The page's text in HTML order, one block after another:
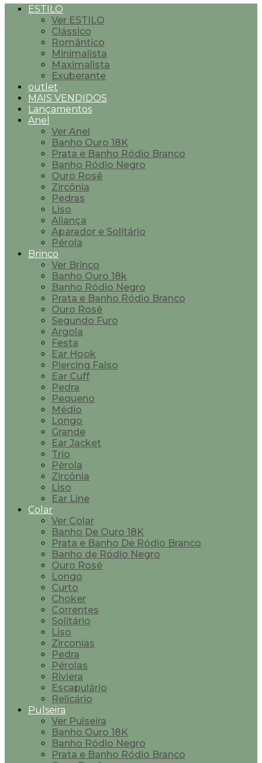
ESTILO
Ver ESTILO
Clássico
Romântico
Minimalista
Maximalista
Exuberante
outlet
MAIS VENDIDOS
Lançamentos
Anel
Ver Anel
Banho Ouro 18K
Prata e Banho Ródio Branco
Banho Ródio Negro
Ouro Rosê
Zircônia
Pedras
Liso
Aliança
Aparador e Solitário
Pérola
Brinco
Ver Brinco
Banho Ouro 18k
Banho Ródio Negro
Prata e Banho Ródio Branco
Ouro Rosê
Segundo Furo
Argola
Festa
Ear Hook
Piercing Falso
Ear Cuff
Pedra
Pequeno
Médio
Longo
Grande
Ear Jacket
Trio
Pérola
Zircônia
Liso
Ear Line
Colar
Ver Colar
Banho De Ouro 18K
Prata e Banho De Ródio Branco
Banho de Ródio Negro
Ouro Rosé
Longo
Curto
Choker
Correntes
Solitário
Liso
Zirconias
Pedra
Pérolas
Riviera
Escapulário
Relicário
Pulseira
Ver Pulseira
Banho Ouro 18K
Banho Ródio Negro
Prata e Banho Ródio Branco